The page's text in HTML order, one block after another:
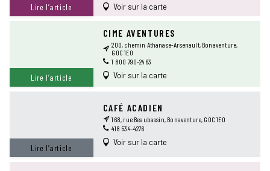
Lire l’article Voir sur la carte
Lire l’article
CIME AVENTURES
200, chemin Athanase-Arsenault, Bonaventure,
G0C 1E0
1 800 790-2463
Voir sur la carte
Lire l’article
CAFÉ ACADIEN
168, rue Beaubassin, Bonaventure, G0C 1E0
418 534-4276
Voir sur la carte